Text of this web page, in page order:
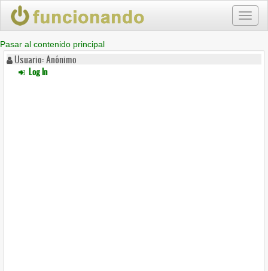
Pasar al contenido principal
Usuario: Anónimo
Log In